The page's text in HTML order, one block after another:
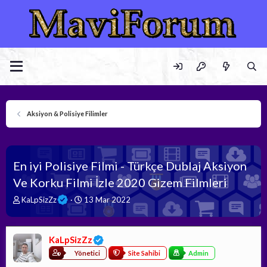
Aksiyon & Polisiye Filimler
En iyi Polisiye Filmi - Türkçe Dublaj Aksiyon
Ve Korku Filmi İzle 2020 Gizem Filmleri
K
n
u
y
u
KaLpSizZz
B
a
ş
a
n
g
13 Mar 2022
KaLpSizZz
Yönetici Site Sahibi Admin